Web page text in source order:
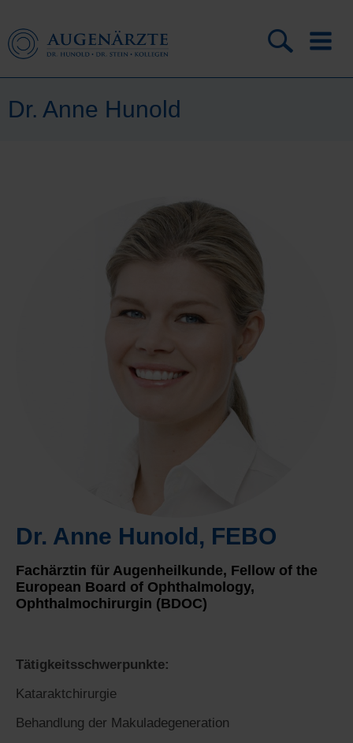
Dr. Anne Hunold
Dr. Anne Hunold, FEBO
Fachärztin für Augenheilkunde, Fellow of the
European Board of Ophthalmology,
Ophthalmochirurgin (BDOC)
Tätigkeitsschwerpunkte:
Kataraktchirurgie
Behandlung der Makuladegeneration